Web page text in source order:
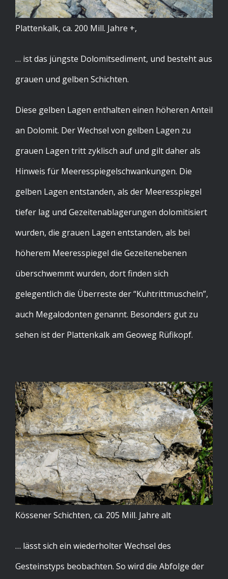
Plattenkalk, ca. 200 Mill. Jahre +,
… ist das jüngste Dolomitsediment, und besteht aus
grauen und gelben Schichten.
Diese gelben Lagen enthalten einen höheren Anteil
an Dolomit. Der Wechsel von gelben Lagen zu
grauen Lagen tritt zyklisch auf und gilt daher als
Hinweis für Meeresspiegelschwankungen. Die
gelben Lagen entstanden, als der Meeresspiegel
tiefer lag und Gezeitenablagerungen dolomitisiert
wurden, die grauen Lagen entstanden, als bei
höherem Meeresspiegel die Gezeitenebenen
überschwemmt wurden, dort finden sich
gelegentlich die Überreste der “Kuhtrittmuscheln”,
auch Megalodonten genannt. Besonders gut zu
sehen ist der Plattenkalk am Geoweg Rüfikopf.
Kössener Schichten, ca. 205 Mill. Jahre alt
… lässt sich ein wiederholter Wechsel des
Gesteinstyps beobachten. So wird die Abfolge der